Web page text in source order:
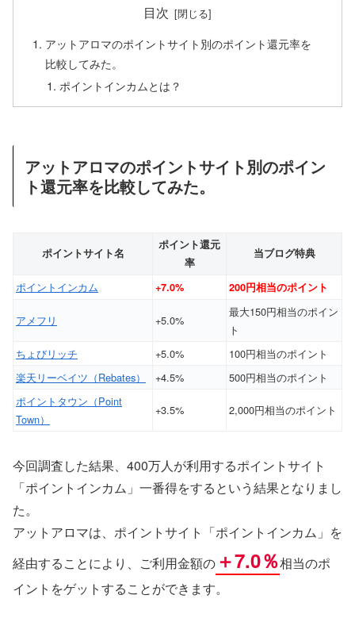
目次
アットアロマのポイントサイト別のポイント還元率を
比較してみた。
ポイントインカムとは？
アットアロマのポイントサイト別のポイン
ト還元率を比較してみた。
ポイントサイト名
ポイント還元
率
当ブログ特典
ポイントインカム +7.0% 200円相当のポイント
アメフリ +5.0%
最大150円相当のポイン
ト
ちょびリッチ
+5.0%
100円相当のポイント
楽天リーベイツ（Rebates）
+4.5%
500円相当のポイント
ポイントタウン（Point
Town）
+3.5% 2,000円相当のポイント
今回調査した結果、400万人が利用するポイントサイト
「ポイントインカム」一番得をするという結果となりまし
た。
アットアロマは、ポイントサイト「ポイントインカム」を
経由することにより、ご利用金額の ＋7.0％相当のポ
イントをゲットすることができます。